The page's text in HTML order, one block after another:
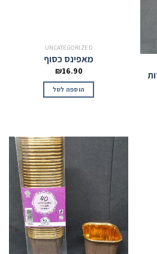
UNCATEGORIZED
מאפינס כסוף
₪16.90
הוספה לסל